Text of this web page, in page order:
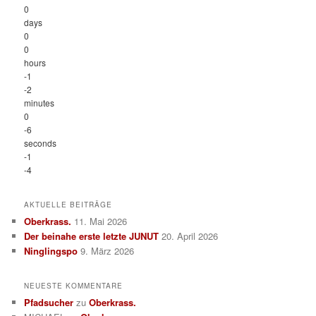
0
days
0
0
hours
-1
-2
minutes
0
-6
seconds
-1
-4
AKTUELLE BEITRÄGE
Oberkrass. 11. Mai 2026
Der beinahe erste letzte JUNUT 20. April 2026
Ninglingspo 9. März 2026
NEUESTE KOMMENTARE
Pfadsucher zuOberkrass.